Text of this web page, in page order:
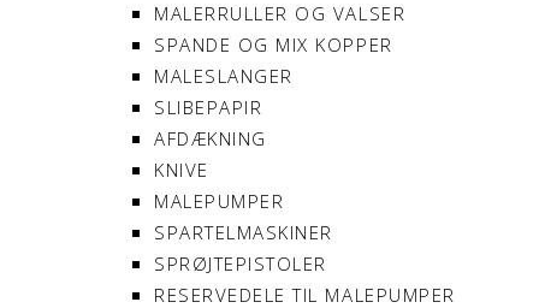
MALERRULLER OG VALSER
SPANDE OG MIX KOPPER
MALESLANGER
SLIBEPAPIR
AFDÆKNING
KNIVE
MALEPUMPER
SPARTELMASKINER
SPRØJTEPISTOLER
RESERVEDELE TIL MALEPUMPER